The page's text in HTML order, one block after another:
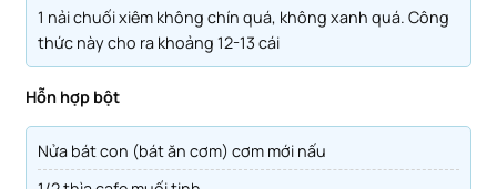
1 nải chuối xiêm không chín quá, không xanh quá. Công
thức này cho ra khoảng 12-13 cái
Hỗn hợp bột
Nửa bát con (bát ăn cơm) cơm mới nấu